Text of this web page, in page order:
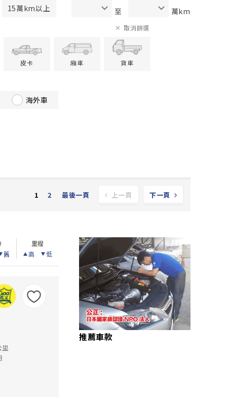
15萬km以上 至 萬km
皮卡 廂車 貨車
取消篩選
海外車
1 2 最後一頁 上一頁 下一頁
舊
里程
高
低
推薦車款